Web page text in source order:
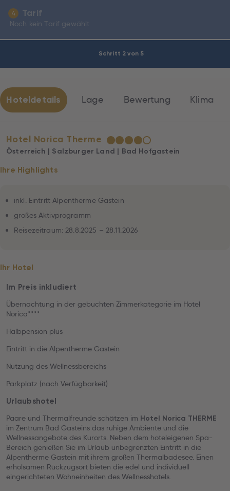
Schritt 2 von 5
4 Tarif
Noch kein Tarif gewählt
Hoteldetails Lage Bewertung Klima
Hotel Norica Therme ★★★★☆
Österreich | Salzburger Land | Bad Hofgastein
Ihre Highlights
inkl. Eintritt Alpentherme Gastein
großes Aktivprogramm
Reisezeitraum: 28.8.2025 – 28.11.2026
Ihr Hotel
Im Preis inkludiert
Übernachtung in der gebuchten Zimmerkategorie im Hotel
Norica****
Halbpension plus
Eintritt in die Alpentherme Gastein
Nutzung des Wellnessbereichs
Parkplatz (nach Verfügbarkeit)
Urlaubshotel
Paare und Thermalfreunde schätzen im Hotel Norica THERME
im Zentrum Bad Gasteins das ruhige Ambiente und die
Wellnessangebote des Kurorts. Neben dem hoteleigenen Spa-
Bereich genießen Sie im Urlaub unbegrenzten Eintritt in die
Alpentherme Gastein mit ihrem großen Thermalbadesee. Einen
erholsamen Rückzugsort bieten die edel und individuell
eingerichteten Wohneinheiten des Wellnesshotels.